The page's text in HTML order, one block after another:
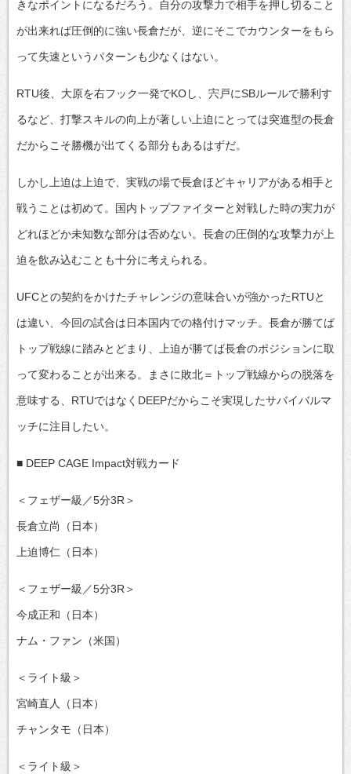
きなポイントになるだろう。自分の攻撃力で相手を押し切ること
が出来れば圧倒的に強い長倉だが、逆にそこでカウンターをもら
って失速というパターンも少なくはない。
RTU後、大原を右フック一発でKOし、宍戸にSBルールで勝利す
るなど、打撃スキルの向上が著しい上迫にとっては突進型の長倉
だからこそ勝機が出てくる部分もあるはずだ。
しかし上迫は上迫で、実戦の場で長倉ほどキャリアがある相手と
戦うことは初めて。国内トップファイターと対戦した時の実力が
どれほどか未知数な部分は否めない。長倉の圧倒的な攻撃力が上
迫を飲み込むことも十分に考えられる。
UFCとの契約をかけたチャレンジの意味合いが強かったRTUと
は違い、今回の試合は日本国内での格付けマッチ。長倉が勝てば
トップ戦線に踏みとどまり、上迫が勝てば長倉のポジションに取
って変わることが出来る。まさに敗北＝トップ戦線からの脱落を
意味する、RTUではなくDEEPだからこそ実現したサバイバルマ
ッチに注目したい。
■ DEEP CAGE Impact対戦カード
＜フェザー級／5分3R＞
長倉立尚（日本）
上迫博仁（日本）
＜フェザー級／5分3R＞
今成正和（日本）
ナム・ファン（米国）
＜ライト級＞
宮崎直人（日本）
チャンタモ（日本）
＜ライト級＞